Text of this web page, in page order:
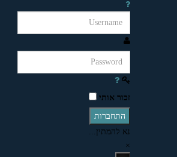
זכור אותי
התחברות
נא להמתין...
×